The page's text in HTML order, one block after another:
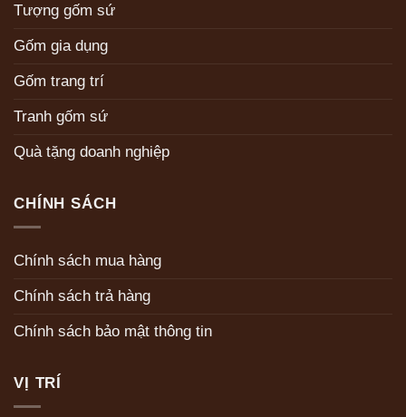
Tượng gốm sứ
Gốm gia dụng
Gốm trang trí
Tranh gốm sứ
Quà tặng doanh nghiệp
CHÍNH SÁCH
Chính sách mua hàng
Chính sách trả hàng
Chính sách bảo mật thông tin
VỊ TRÍ